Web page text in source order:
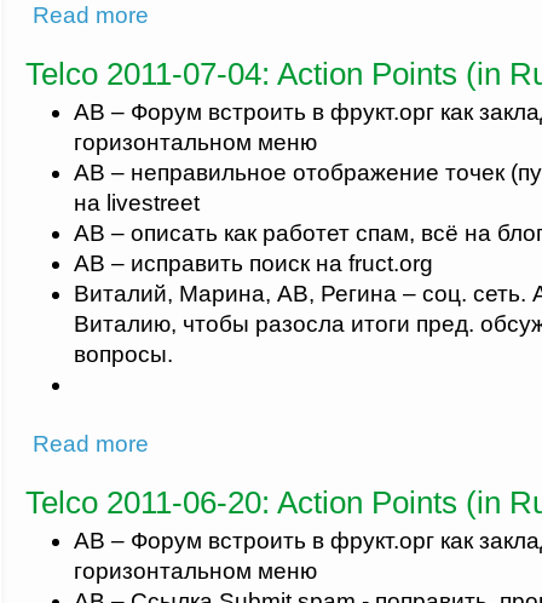
Read more
Telco 2011-07-04: Action Points (in
АВ – Форум встроить в фрукт.орг как
горизонтальном меню
АВ – неправильное отображение точек
на livestreet
АВ – описать как работет спам, всё на
АВ – исправить поиск на fruct.org
Виталий, Марина, АВ, Регина – соц. сеть.
Виталию, чтобы разосла итоги пред.
вопросы.
Read more
Telco 2011-06-20: Action Points (in
АВ – Форум встроить в фрукт.орг как
горизонтальном меню